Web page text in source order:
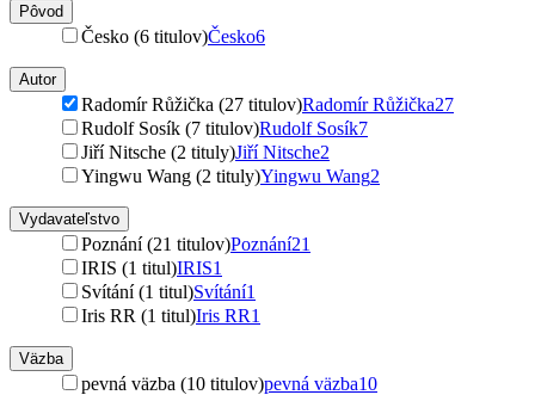
Pôvod
Česko (6 titulov)Česko6
Autor
Radomír Růžička (27 titulov)Radomír Růžička27
Rudolf Sosík (7 titulov)Rudolf Sosík7
Jiří Nitsche (2 tituly)Jiří Nitsche2
Yingwu Wang (2 tituly)Yingwu Wang2
Vydavateľstvo
Poznání (21 titulov)Poznání21
IRIS (1 titul)IRIS1
Svítání (1 titul)Svítání1
Iris RR (1 titul)Iris RR1
Väzba
pevná väzba (10 titulov)pevná väzba10